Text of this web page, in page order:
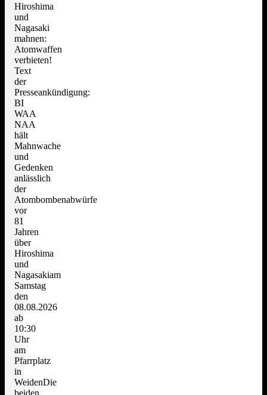
Hiroshima
und
Nagasaki
mahnen:
Atomwaffen
verbieten!
Text
der
Presseankündigung:
BI
WAA
NAA
hält
Mahnwache
und
Gedenken
anlässlich
der
Atombombenabwürfe
vor
81
Jahren
über
Hiroshima
und
Nagasakiam
Samstag
den
08.08.2026
ab
10:30
Uhr
am
Pfarrplatz
in
WeidenDie
beiden